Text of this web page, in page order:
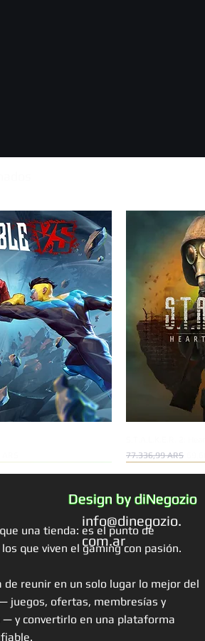
Precio
77.336,99 ARS
Oferta!
Oferta!
Oferta!
una tienda: es el punto de
que viven el gaming con pasión.
de reunir en un solo lugar lo mejor del
juegos, ofertas, membresías y
— y convertirlo en una plataforma
Design by diNegozio
info@dinegozio.
com.ar